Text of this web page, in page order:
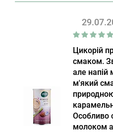
Цикорій
смаком.
але напій
м'який
Особливо
молоком